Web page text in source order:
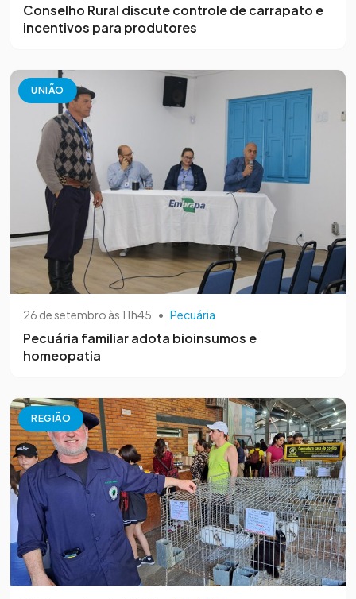
Conselho Rural discute controle de carrapato e
incentivos para produtores
UNIÃO
26 de setembro às 11h45 • Pecuária
Pecuária familiar adota bioinsumos e
homeopatia
REGIÃO